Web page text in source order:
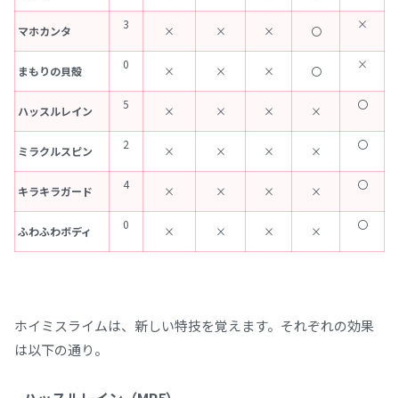
マホカンタ 3 × × × 〇 ×
まもりの貝殻 0 × × × 〇 ×
ハッスルレイン 5 × × × × 〇
ミラクルスピン 2 × × × × 〇
キラキラガード 4 × × × × 〇
ふわふわボディ 0 × × × × 〇
ホイミスライムは、新しい特技を覚えます。それぞれの効果
は以下の通り。